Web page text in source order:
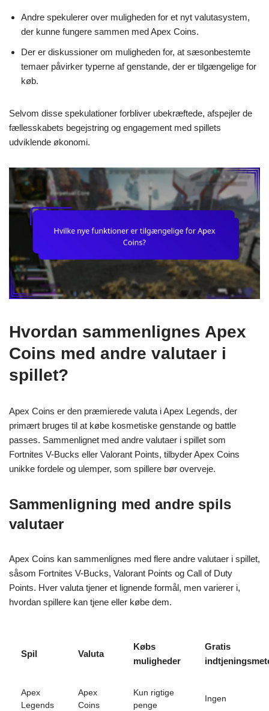
Andre spekulerer over muligheden for et nyt valutasystem,
der kunne fungere sammen med Apex Coins.
Der er diskussioner om muligheden for, at sæsonbestemte
temaer påvirker typerne af genstande, der er tilgængelige for
køb.
Selvom disse spekulationer forbliver ubekræftede, afspejler de
fællesskabets begejstring og engagement med spillets
udviklende økonomi.
Hvordan sammenlignes Apex
Coins med andre valutaer i
spillet?
Apex Coins er den præmierede valuta i Apex Legends, der
primært bruges til at købe kosmetiske genstande og battle
passes. Sammenlignet med andre valutaer i spillet som
Fortnites V-Bucks eller Valorant Points, tilbyder Apex Coins
unikke fordele og ulemper, som spillere bør overveje.
Sammenligning med andre spils
valutaer
Apex Coins kan sammenlignes med flere andre valutaer i spillet,
såsom Fortnites V-Bucks, Valorant Points og Call of Duty
Points. Hver valuta tjener et lignende formål, men varierer i,
hvordan spillere kan tjene eller købe dem.
Spil Valuta
Købs
muligheder
Gratis
Apex
Legends
Apex
Coins
Kun rigtige
penge
Ingen